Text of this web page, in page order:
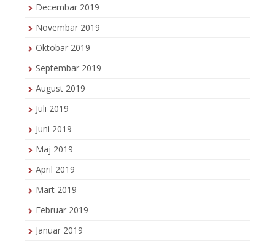
Decembar 2019
Novembar 2019
Oktobar 2019
Septembar 2019
August 2019
Juli 2019
Juni 2019
Maj 2019
April 2019
Mart 2019
Februar 2019
Januar 2019